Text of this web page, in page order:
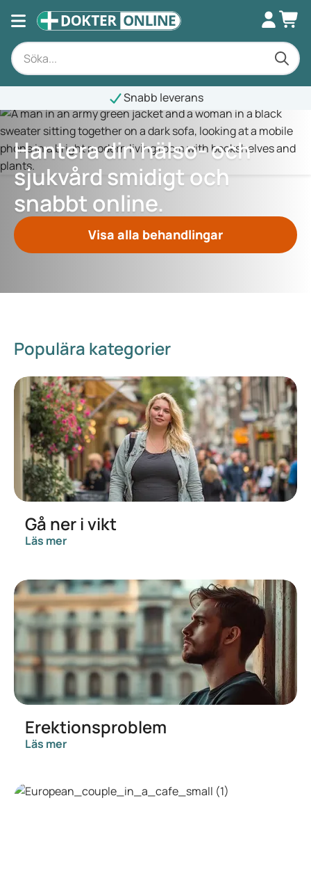
Hantera din hälso- och
sjukvård smidigt och
snabbt online.
Visa alla behandlingar
Populära kategorier
Gå ner i vikt
Läs mer
Erektionsproblem
Läs mer